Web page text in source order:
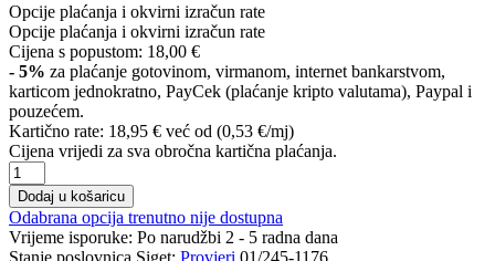
Opcije plaćanja i okvirni izračun rate
Opcije plaćanja i okvirni izračun rate
Cijena s popustom: 18,00 €
- 5% za plaćanje gotovinom, virmanom, internet bankarstvom,
karticom jednokratno, PayCek (plaćanje kripto valutama), Paypal i
pouzećem.
Kartično rate: 18,95 € već od (0,53 €/mj)
Cijena vrijedi za sva obročna kartična plaćanja.
Dodaj u košaricu
Odabrana opcija trenutno nije dostupna
Vrijeme isporuke: Po narudžbi 2 - 5 radna dana
Stanje poslovnica Siget: Provjeri 01/245-1176